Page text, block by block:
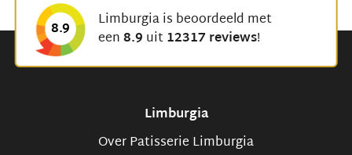
8.9
Limburgia is beoordeeld met
een8.9 uit12317 reviews!
Limburgia
Over Patisserie Limburgia